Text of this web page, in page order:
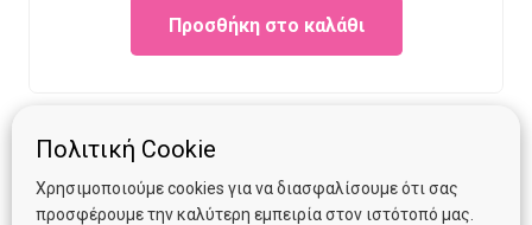
was:
€13.90.
is:
€10.00.
Προσθήκη στο καλάθι
Πολιτική Cookie
Χρησιμοποιούμε cookies για να διασφαλίσουμε ότι σας
προσφέρουμε την καλύτερη εμπειρία στον ιστότοπό μας.